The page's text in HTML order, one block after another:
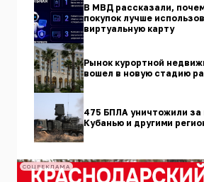
В МВД рассказали,
покупок лучше
виртуальную карту
Рынок курортной
вошел в новую стадию
475 БПЛА уничтожили за
Кубанью и другими
СОЦРЕКЛАМА